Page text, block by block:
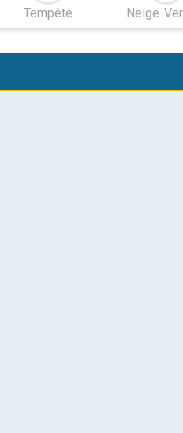
Tempête Neige-